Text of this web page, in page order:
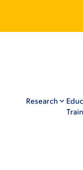
Research